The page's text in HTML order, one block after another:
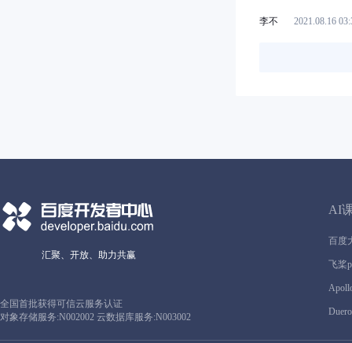
李不 2021.08.16
汇聚、开放、助力共赢
全国首批获得可信云服务认证
对象存储服务:N002002 云数据库服务:N003002
AI
百度
飞桨